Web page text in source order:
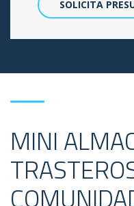
SOLICITA
MINI